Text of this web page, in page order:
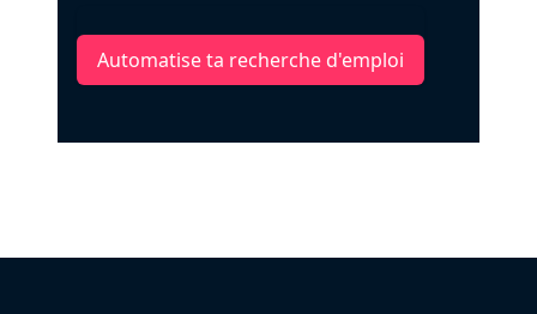
Automatise ta recherche d'emploi